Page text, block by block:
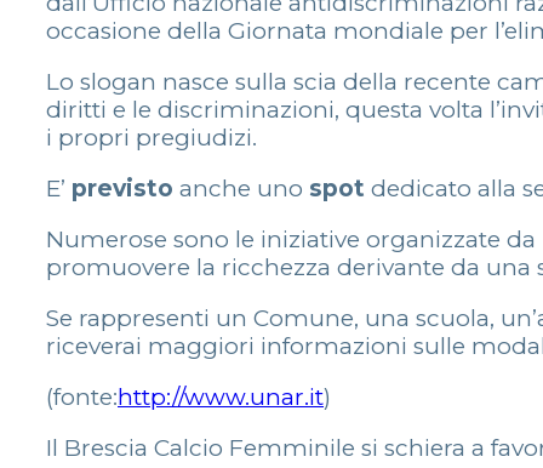
occasione della Giornata mondiale per
Lo slogan nasce sulla scia della recente
diritti e le discriminazioni, questa volta
i propri pregiudizi.
E’ previsto anche uno spot dedicato alla
Numerose sono le iniziative organizzate da
promuovere la ricchezza derivante da
Se rappresenti un Comune, una scuola,
riceverai maggiori informazioni sulle
(fonte:http://www.unar.it)
Il Brescia Calcio Femminile si schiera a